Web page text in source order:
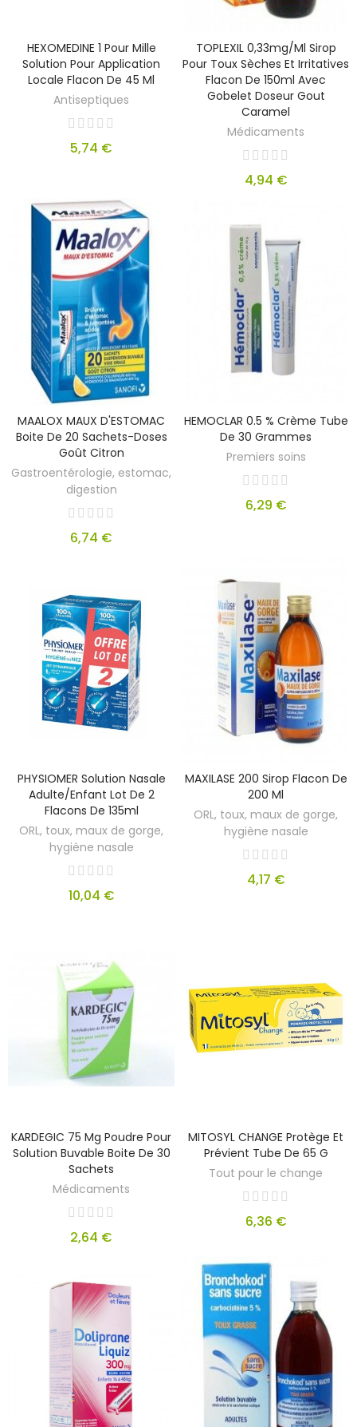
HEXOMEDINE 1 Pour Mille
Solution Pour Application
Locale Flacon De 45 Ml
Antiseptiques
5,74 €
TOPLEXIL 0,33mg/ml Sirop
Pour Toux Sèches Et Irritatives
Flacon De 150ml Avec
Gobelet Doseur Gout
Caramel
Médicaments
4,94 €
MAALOX MAUX D'ESTOMAC
Boite De 20 Sachets-Doses
Goût Citron
Gastroentérologie, estomac,
digestion
6,74 €
HEMOCLAR 0.5 % Crème Tube
De 30 Grammes
Premiers soins
6,29 €
PHYSIOMER Solution Nasale
Adulte/enfant Lot De 2
Flacons De 135ml
ORL, toux, maux de gorge,
hygiène nasale
10,04 €
MAXILASE 200 Sirop Flacon De
200 Ml
ORL, toux, maux de gorge,
hygiène nasale
4,17 €
KARDEGIC 75 Mg Poudre Pour
Solution Buvable Boite De 30
Sachets
Médicaments
2,64 €
MITOSYL CHANGE Protège Et
Prévient Tube De 65 G
Tout pour le change
6,36 €